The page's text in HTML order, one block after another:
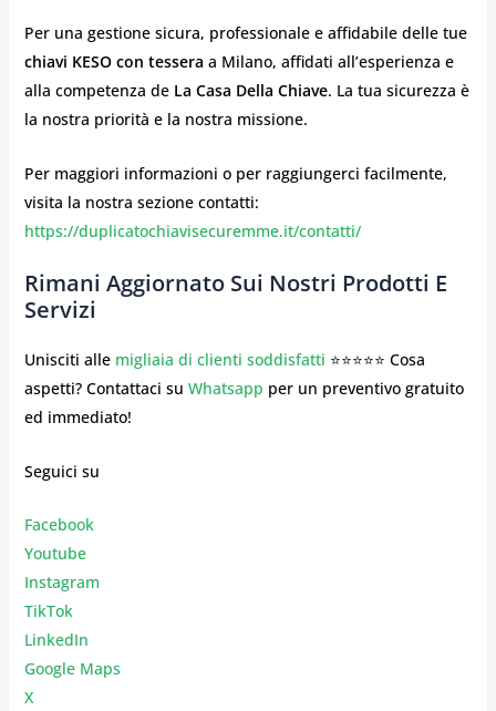
Per una gestione sicura, professionale e affidabile delle tue
chiavi KESO con tessera a Milano, affidati all’esperienza e
alla competenza de La Casa Della Chiave. La tua sicurezza è
la nostra priorità e la nostra missione.
Per maggiori informazioni o per raggiungerci facilmente,
visita la nostra sezione contatti:
https://duplicatochiavisecuremme.it/contatti/
Rimani Aggiornato Sui Nostri Prodotti E
Servizi
Unisciti alle migliaia di clienti soddisfatti ⭐⭐⭐⭐⭐ Cosa
aspetti? Contattaci su Whatsapp per un preventivo gratuito
ed immediato!
Seguici su
Facebook
Youtube
Instagram
TikTok
LinkedIn
Google Maps
X